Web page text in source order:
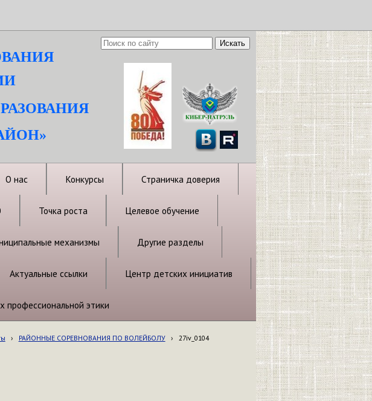
О нас Конкурсы Страничка доверия
Точка роста Целевое обучение
механизмы Другие разделы
Актуальные ссылки Центр детских инициатив
профессиональной этики
› РАЙОННЫЕ СОРЕВНОВАНИЯ ПО ВОЛЕЙБОЛУ › 27iv_0104